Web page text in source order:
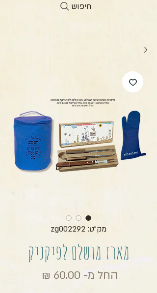
חיפוש
מק"ט: zg002292
מארז מושלם לפיקניק
החל מ- 60.00 ₪